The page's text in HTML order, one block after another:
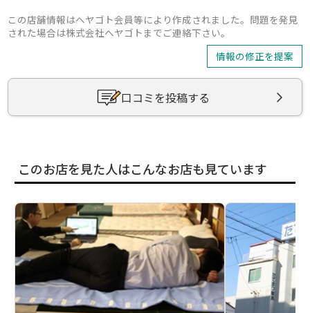
この店舗情報はヘヤゴト会員等により作成されました。問題を発見
された場合は株式会社ヘヤゴトまでご連絡下さい。
情報の修正を提案
口コミを投稿する
このお店を見た人はこんなお店も見ています